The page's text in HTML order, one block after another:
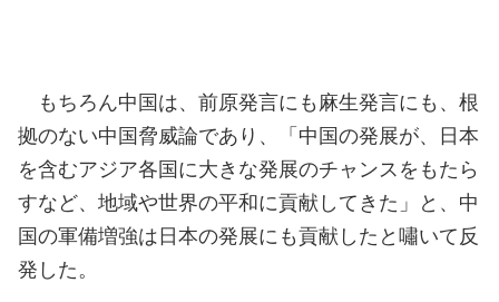
もちろん中国は、前原発言にも麻生発言にも、根
拠のない中国脅威論であり、「中国の発展が、日本
を含むアジア各国に大きな発展のチャンスをもたら
すなど、地域や世界の平和に貢献してきた」と、中
国の軍備増強は日本の発展にも貢献したと嘯いて反
発した。